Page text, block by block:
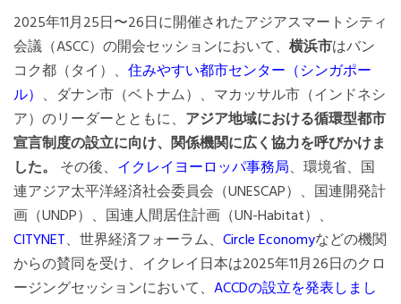
2025年11月25日〜26日に開催されたアジアスマートシティ
会議（ASCC）の開会セッションにおいて、 横浜市はバン
コク都（タイ）、 住みやすい都市センター（シンガポー
ル） 、ダナン市（ベトナム）、マカッサル市（インドネシ
ア）のリーダーとともに、 アジア地域における循環型都市
宣言制度の設立に向け、関係機関に広く協力を呼びかけま
した。 その後、 イクレイヨーロッパ事務局、環境省、国
連アジア太平洋経済社会委員会（UNESCAP）、国連開発計
画（UNDP）、国連人間居住計画（UN-Habitat）、
CITYNET、世界経済フォーラム、 Circle Economyなどの機関
からの賛同を受け、イクレイ日本は2025年11月26日のクロ
ージングセッションにおいて、 ACCDの設立を発表しまし